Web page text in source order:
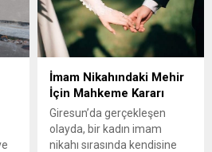
protokolleri imzalamaya
devam ediyor. BUÜ yönetimi,
sektörünün öncü
firmalarından BYB Etiket ile
özel bir işbirliğini hayata
geçiriyor. Akademik
çalışmalar yürütülmesi,
ortak projeler yapılması ve
öğrencilere yönelik staj ve...
İmam Nikahındaki Mehir
İçin Mahkeme Kararı
Giresun’da gerçekleşen
olayda, bir kadın imam
nikahı sırasında kendisine